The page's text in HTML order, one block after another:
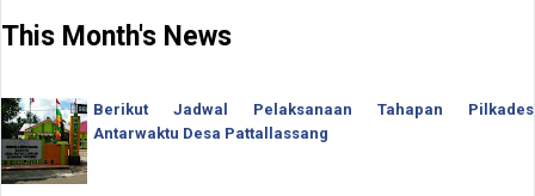
This Month's News
Berikut Jadwal Pelaksanaan Tahapan Pilkades
Antarwaktu Desa Pattallassang